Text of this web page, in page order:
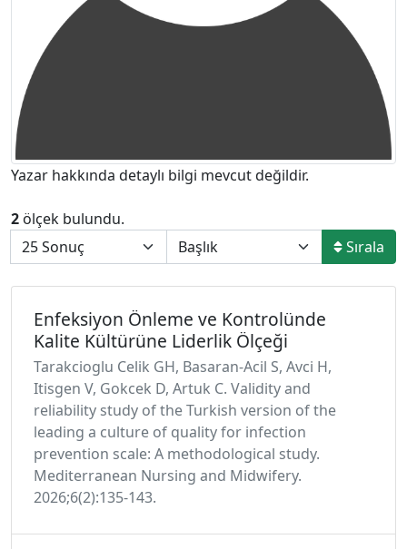
Yazar hakkında detaylı bilgi mevcut değildir.
2 ölçek bulundu.
Sırala
Enfeksiyon Önleme ve Kontrolünde
Kalite Kültürüne Liderlik Ölçeği
Tarakcioglu Celik GH, Basaran-Acil S, Avci H,
Itisgen V, Gokcek D, Artuk C. Validity and
reliability study of the Turkish version of the
leading a culture of quality for infection
prevention scale: A methodological study.
Mediterranean Nursing and Midwifery.
2026;6(2):135-143.